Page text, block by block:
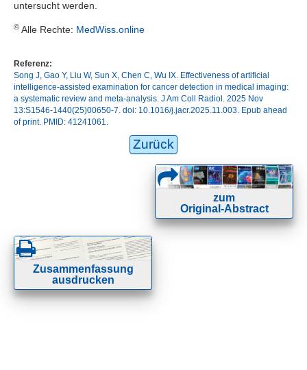
untersucht werden.
© Alle Rechte: MedWiss.online
Referenz:
Song J, Gao Y, Liu W, Sun X, Chen C, Wu IX. Effectiveness of artificial
intelligence-assisted examination for cancer detection in medical imaging:
a systematic review and meta-analysis. J Am Coll Radiol. 2025 Nov
13:S1546-1440(25)00650-7. doi: 10.1016/j.jacr.2025.11.003. Epub ahead
of print. PMID: 41241061.
Zurück
zum
Original-Abstract
Zusammenfassung
ausdrucken